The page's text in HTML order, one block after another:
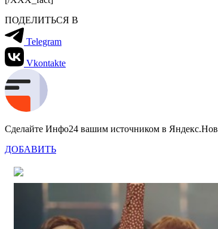
ПОДЕЛИТЬСЯ В
Telegram
Vkontakte
Сделайте Инфо24 вашим источником в
ДОБАВИТЬ